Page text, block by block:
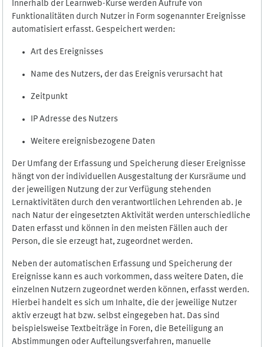
Innerhalb der Learnweb-Kurse werden Aufrufe von
Funktionalitäten durch Nutzer in Form sogenannter Ereignisse
automatisiert erfasst. Gespeichert werden:
Art des Ereignisses
Name des Nutzers, der das Ereignis verursacht hat
Zeitpunkt
IP Adresse des Nutzers
Weitere ereignisbezogene Daten
Der Umfang der Erfassung und Speicherung dieser Ereignisse
hängt von der individuellen Ausgestaltung der Kursräume und
der jeweiligen Nutzung der zur Verfügung stehenden
Lernaktivitäten durch den verantwortlichen Lehrenden ab. Je
nach Natur der eingesetzten Aktivität werden unterschiedliche
Daten erfasst und können in den meisten Fällen auch der
Person, die sie erzeugt hat, zugeordnet werden.
Neben der automatischen Erfassung und Speicherung der
Ereignisse kann es auch vorkommen, dass weitere Daten, die
einzelnen Nutzern zugeordnet werden können, erfasst werden.
Hierbei handelt es sich um Inhalte, die der jeweilige Nutzer
aktiv erzeugt hat bzw. selbst eingegeben hat. Das sind
beispielsweise Textbeiträge in Foren, die Beteiligung an
Abstimmungen oder Aufteilungsverfahren, manuelle